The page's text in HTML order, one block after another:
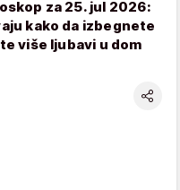
za 25. jul 2026:
kako da izbegnete
više ljubavi u dom